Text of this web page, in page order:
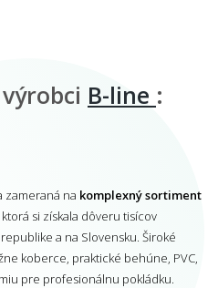
B-line :
zameraná na komplexný sortiment
, ktorá si získala dôveru tisícov
a na Slovensku. Široké
koberce, praktické behúne, PVC,
pre profesionálnu pokládku.